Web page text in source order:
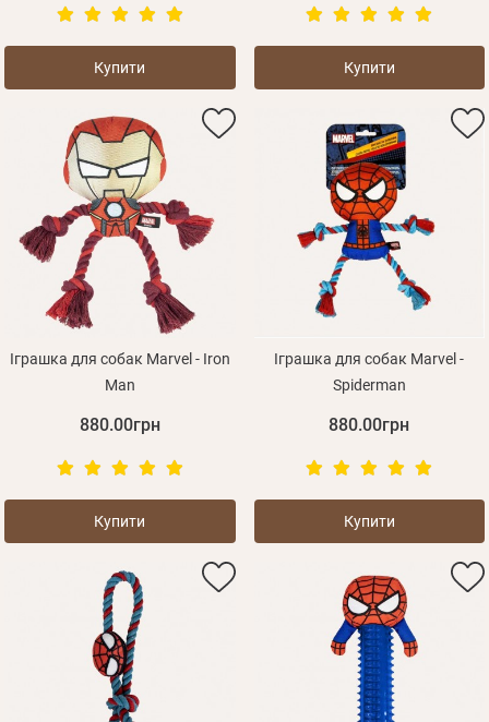
Купити Купити
Іграшка для собак Marvel - Iron
Man
880.00грн
Купити
Іграшка для собак Marvel -
Spiderman
880.00грн
Купити